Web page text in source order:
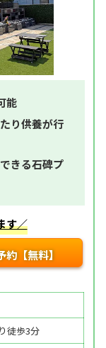
能
り供養が行
きる石碑プ
す／
約【無料】
徒歩3分